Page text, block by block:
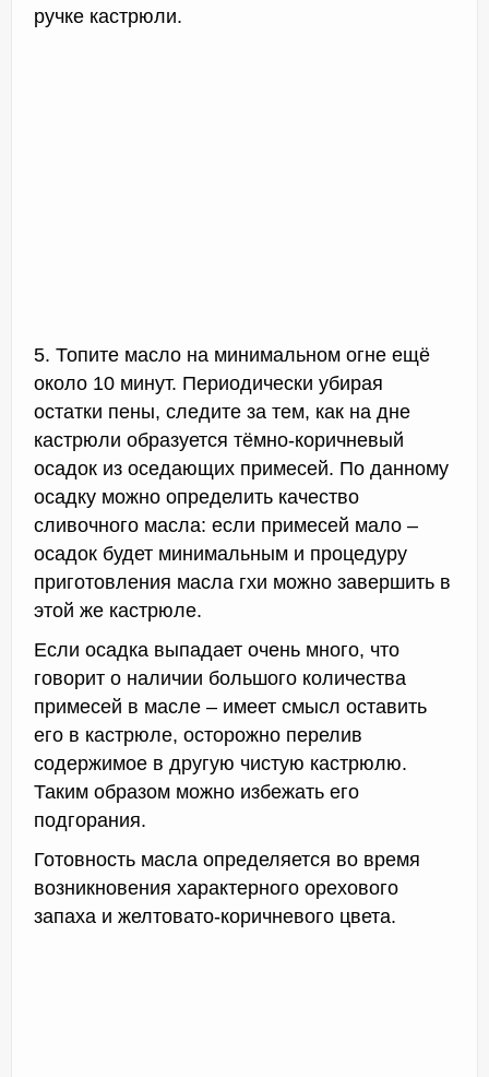
ручке кастрюли.
5. Топите масло на минимальном огне ещё
около 10 минут. Периодически убирая
остатки пены, следите за тем, как на дне
кастрюли образуется тёмно-коричневый
осадок из оседающих примесей. По данному
осадку можно определить качество
сливочного масла: если примесей мало –
осадок будет минимальным и процедуру
приготовления масла гхи можно завершить в
этой же кастрюле.
Если осадка выпадает очень много, что
говорит о наличии большого количества
примесей в масле – имеет смысл оставить
его в кастрюле, осторожно перелив
содержимое в другую чистую кастрюлю.
Таким образом можно избежать его
подгорания.
Готовность масла определяется во время
возникновения характерного орехового
запаха и желтовато-коричневого цвета.